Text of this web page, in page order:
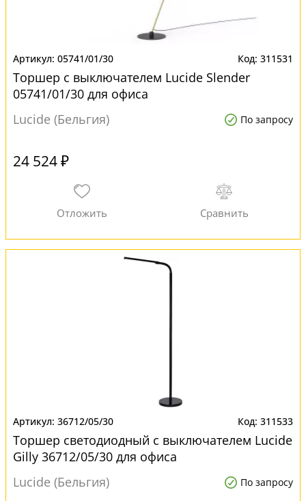
05741/01/30 311531
Торшер с выключателем Lucide Slender
05741/01/30 для офиса
Lucide (Бельгия)
По запросу
24 524 ₽
36712/05/30 311533
Торшер светодиодный с выключателем Lucide
Gilly 36712/05/30 для офиса
Lucide (Бельгия)
По запросу